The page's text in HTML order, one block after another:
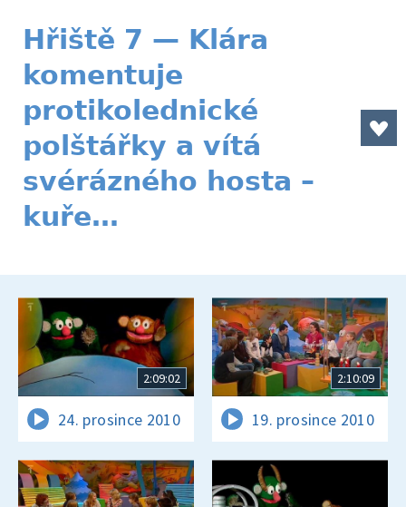
Hřiště 7 — Klára
komentuje
protikolednické
polštářky a vítá
svérázného hosta –
kuře…
2:09:02
24. prosince 2010
2:10:09
19. prosince 2010